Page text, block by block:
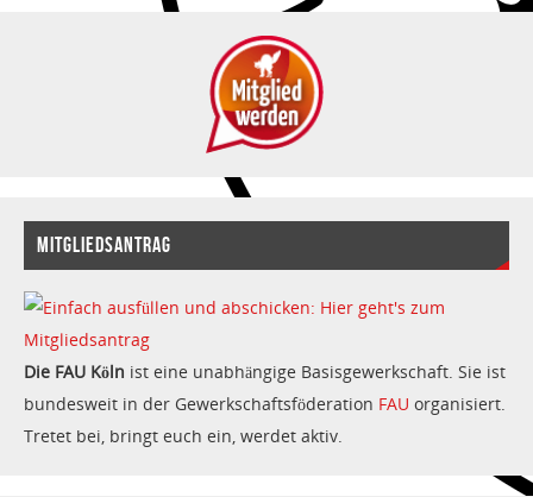
MITGLIEDSANTRAG
Die FAU Köln ist eine unabhängige Basisgewerkschaft. Sie ist
bundesweit in der Gewerkschaftsföderation FAU organisiert.
Tretet bei, bringt euch ein, werdet aktiv.